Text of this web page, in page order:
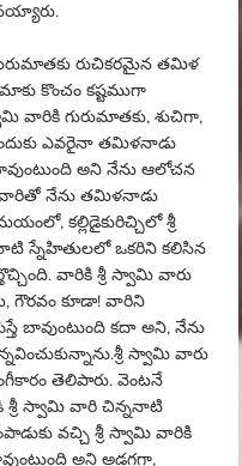
రుచికరమైన తమిళ
కొంచం కష్టముగా
వారికి గురుమాతకు, శుచిగా,
ఎవరైనా తమిళనాడు
అని నేను ఆలోచన
నేను తమిళనాడు
కల్లిడైకురిచ్చిలో శ్రీ
స్నేహితులలో ఒకరిని కలిసిన
వారికి శ్రీ స్వామి వారు
గౌరవం కూడా! వారిని
బావుంటుంది కదా అని, నేను
స్వామి వారు
తెలిపారు. వెంటనే
శ్రీ స్వామి వారి చిన్ననాటి
వచ్చి శ్రీ స్వామి వారికి
అని అడగగా,